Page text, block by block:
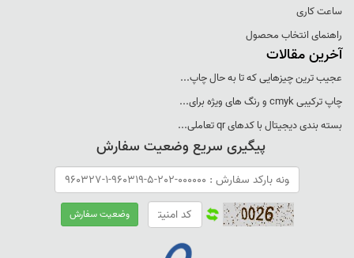
ساعت کاری
راهنمای انتخاب محصول
آخرین مقالات
عجيب ترين چيزهايی که تا به حال چاپ...
چاپ ترکيبی cmyk و رنگ های ويژه برای...
بسته بندی ديجيتال با کدهای qr تعاملی...
پیگیری سریع وضعیت سفارش